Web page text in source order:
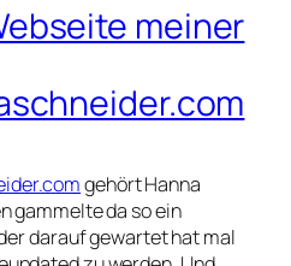
meiner
gehört Hanna
gammelte da so ein
darauf gewartet hat mal